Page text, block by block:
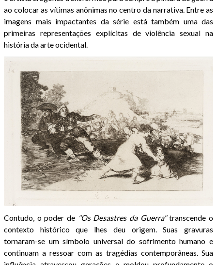
ao colocar as vítimas anônimas no centro da narrativa. Entre as
imagens mais impactantes da série está também uma das
primeiras representações explícitas de violência sexual na
história da arte ocidental.
Contudo, o poder de "Os Desastres da Guerra"transcende o
contexto histórico que lhes deu origem. Suas gravuras
tornaram-se um símbolo universal do sofrimento humano e
continuam a ressoar com as tragédias contemporâneas. Sua